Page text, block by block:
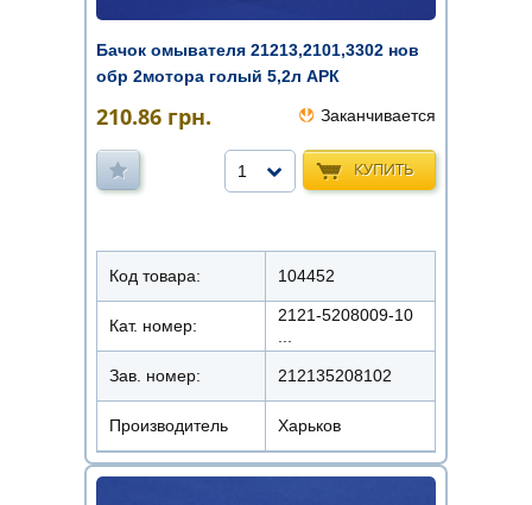
Бачок омывателя 21213,2101,3302 нов
обр 2мотора голый 5,2л АРК
210.86 грн. Заканчивается
КУПИТЬ
1
Код товара: 104452
Кат. номер:
2121-5208009-10
...
Зав. номер: 212135208102
Производитель Харьков